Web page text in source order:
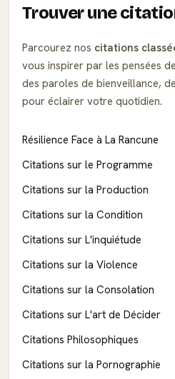
Trouver une
Parcourez nos citations
vous inspirer par les pensées
des paroles de bienveillance,
pour éclairer votre quotidien.
Résilience Face à La Rancune
Citations sur le Programme
Citations sur la Production
Citations sur la Condition
Citations sur L'inquiétude
Citations sur la Violence
Citations sur la Consolation
Citations sur L'art de Décider
Citations Philosophiques
Citations sur la Pornographie